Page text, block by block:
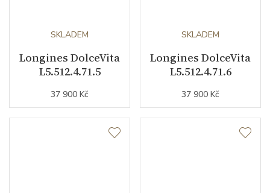
SKLADEM
Longines DolceVita
L5.512.4.71.5
37 900 Kč
SKLADEM
Longines DolceVita
L5.512.4.71.6
37 900 Kč